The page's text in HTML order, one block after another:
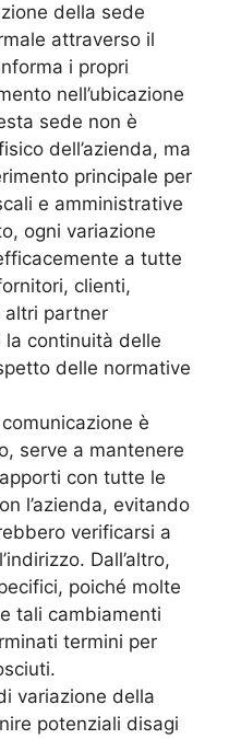
della sede
attraverso il
i propri
nell’ubicazione
sede non è
dell’azienda, ma
principale per
e amministrative
ogni variazione
a tutte
clienti,
altri partner
la continuità delle
delle normative
è
serve a mantenere
con tutte le
l’azienda, evitando
verificarsi a
Dall’altro,
poiché molte
tali cambiamenti
termini per
variazione della
potenziali disagi